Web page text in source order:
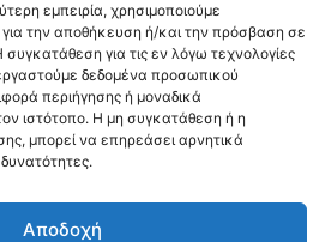
εμπειρία, χρησιμοποιούμε
την αποθήκευση ή/και την πρόσβαση σε
για τις εν λόγω τεχνολογίες
δεδομένα προσωπικού
περιήγησης ή μοναδικά
ιστότοπο. Η μη συγκατάθεση ή η
μπορεί να επηρεάσει αρνητικά
δυνατότητες.
Αποδοχή
FOLLOW US